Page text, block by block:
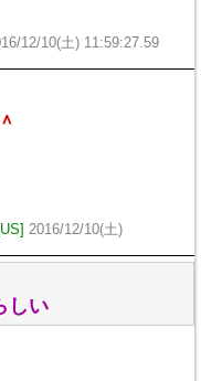
12/10(土) 11:59:27.59
2016/12/10(土)
しい